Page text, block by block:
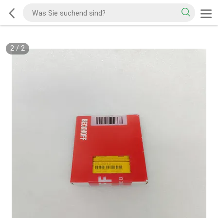
2/ 2